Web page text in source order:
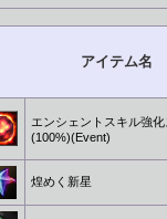
アイテム名
エンシェントスキル強
(100%)(Event)
煌めく新星